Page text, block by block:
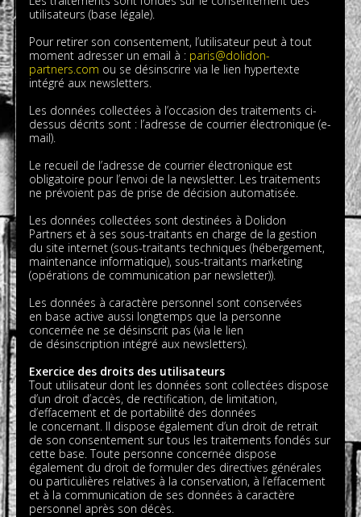
utilisateurs (base légale).
Pour retirer son consentement, l’utilisateur peut à tout
moment adresser un email à : paris@dolidon-
partners.com ou se désinscrire via le lien hypertexte
intégré aux newsletters.
Les données collectées à l’occasion des traitements ci-
dessus décrits sont : l’adresse de courrier électronique (e-
mail).
Le recueil de l’adresse de courrier électronique est
obligatoire pour l’envoi de la newsletter. Les traitements
ne prévoient pas de prise de décision automatisée.
Les données collectées sont destinées à Dolidon
Partners et à ses sous-traitants en charge de la gestion
du site internet (sous-traitants techniques (hébergement,
maintenance informatique), sous-traitants marketing
(opérations de communication par newsletter)).
Les données à caractère personnel sont conservées
en base active aussi longtemps que la personne
concernée ne se désinscrit pas (via le lien
de désinscription intégré aux newsletters).
Exercice des droits des utilisateurs
Tout utilisateur dont les données sont collectées dispose
d’un droit d’accès, de rectification, de limitation,
d’effacement et de portabilité des données
le concernant. Il dispose également d’un droit de retrait
de son consentement sur tous les traitements fondés sur
cette base. Toute personne concernée dispose
également du droit de formuler des directives générales
ou particulières relatives à la conservation, à l’effacement
et à la communication de ses données à caractère
personnel après son décès.